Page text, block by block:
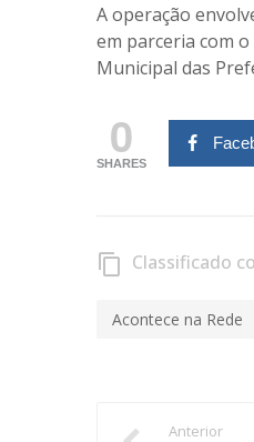
A operação
em parceria com
Municipal das
0
SHARES
content_copy Classificado
Acontece na Rede
Anterior